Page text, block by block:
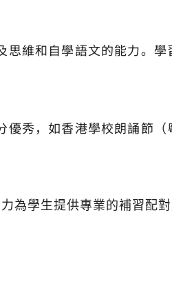
維和自學語文的能力。
秀，如香港學校朗誦節
為學生提供專業的補習配對